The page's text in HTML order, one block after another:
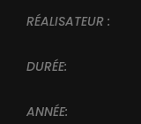
RÉALISATEUR :
DURÉE:
ANNÉE: